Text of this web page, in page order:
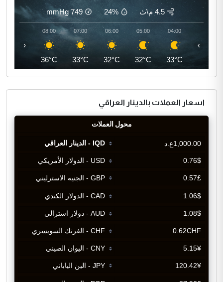
4.5 م\ث 24%
749
mmHg
04:00
33°C
05:00
32°C
06:00
32°C
07:00
33°C
08:00
36°C
‹ ›
اسعار العملات بالدينار العراقي